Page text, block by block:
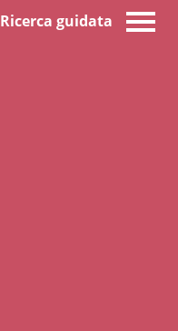
Ricerca guidata